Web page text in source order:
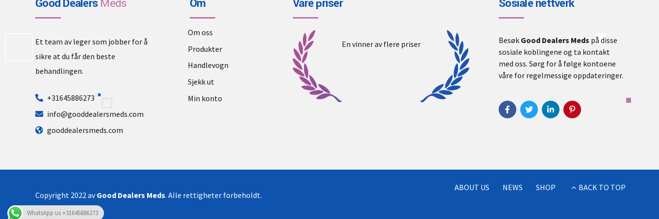
Good DealersMeds
Et team av leger som jobber for å
sikre at du får den beste
behandlingen.
+31645886273
info@gooddealersmeds.com
gooddealersmeds.com
Om
Om oss
Produkter
Handlevogn
Sjekk ut
Min konto
Våre priser
En vinner av flere priser
Sosiale nettverk
Besøk Good Dealers Meds på disse
sosiale koblingene og ta kontakt
med oss. Sørg for å følge kontoene
våre for regelmessige oppdateringer.
Copyright 2022 avGood Dealers Meds. Alle rettigheter forbeholdt.
ABOUT US NEWS SHOP BACK TO TOP
WhatsApp us +31645886273